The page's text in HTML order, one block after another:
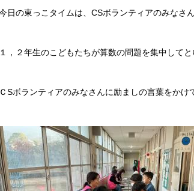
の東っこタイムは、CSボランティアのみなさ
２年生のこどもたちが算数の問題を集中してと
ボランティアのみなさんに励ましの言葉をかけ